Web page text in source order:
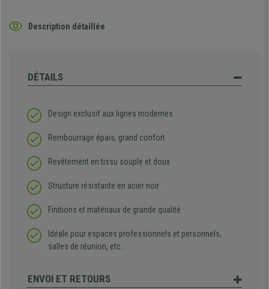
Description détaillée
DÉTAILS
Design exclusif aux lignes modernes
Rembourrage épais, grand confort
Revêtement en tissu souple et doux
Structure résistante en acier noir
Finitions et matériaux de grande qualité
Idéale pour espaces professionnels et personnels,
salles de réunion, etc...
ENVOI ET RETOURS